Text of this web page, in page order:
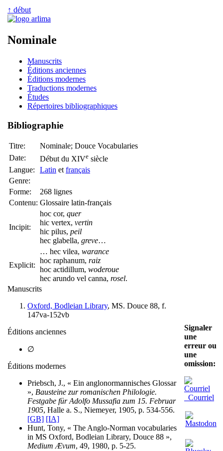
↑ début
Nominale
Manuscrits
Éditions anciennes
Éditions modernes
Traductions modernes
Études
Répertoires bibliographiques
Bibliographie
Titre:
Nominale; Douce Vocabularies
Date:
Début du XIVe siècle
Langue:
Latin et français
Genre:
Forme:
268 lignes
Contenu: Glossaire latin-français
Incipit:
hoc cor, quer
hic vertex, vertin
hic pilus, peil
hec glabella, greve…
Explicit:
… hec vilea, warance
hoc raphanum, raiz
hoc actidillum, woderoue
hec arundo vel canna, rosel.
Manuscrits
Oxford, Bodleian Library, MS. Douce 88, f.
147va-152vb
Éditions anciennes
∅
Éditions modernes
Priebsch, J., « Ein anglonormannisches Glossar
», Bausteine zur romanischen Philologie.
Festgabe für Adolfo Mussafia zum 15. Februar
1905, Halle a. S., Niemeyer, 1905, p. 534-556.
[GB] [IA]
Hunt, Tony, « The Anglo-Norman vocabularies
in MS Oxford, Bodleian Library, Douce 88 »,
Medium Ævum, 49, 1980, p. 5-25.
Signaler
une
erreur ou
une
omission:
Courriel